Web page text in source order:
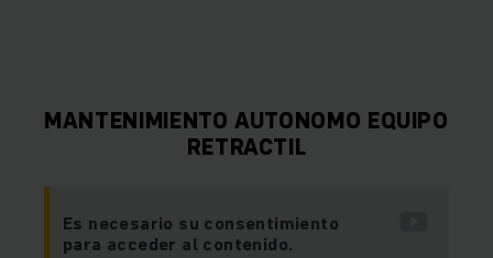
MANTENIMIENTO AUTONOMO EQUIPO
RETRACTIL
Es necesario su consentimiento
para acceder al contenido.